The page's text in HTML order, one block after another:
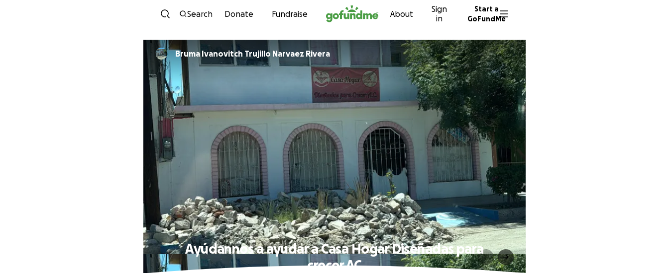
Skip to content
Search Donate Fundraise About
Sign
in
Start a
GoFundMe
Bruma Ivanovitch Trujillo Narvaez Rivera
Ayúdannos a ayudar a Casa Hogar Diseñadas para
crecer AC